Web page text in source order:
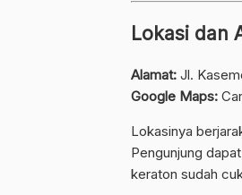
Lokasi dan
Alamat: Jl.
Google Maps:
Lokasinya
Pengunjung
keraton sudah